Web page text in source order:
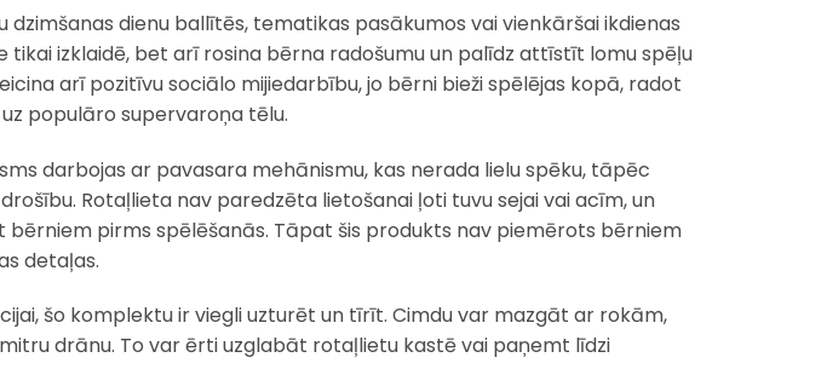
dienu ballītēs, tematikas pasākumos vai vienkāršai ikdienas
tikai izklaidē, bet arī rosina bērna radošumu un palīdz attīstīt lomu spēļu
arī pozitīvu sociālo mijiedarbību, jo bērni bieži spēlējas kopā, radot
populāro supervaroņa tēlu.
darbojas ar pavasara mehānismu, kas nerada lielu spēku, tāpēc
Rotaļlieta nav paredzēta lietošanai ļoti tuvu sejai vai acīm, un
pirms spēlēšanās. Tāpat šis produkts nav piemērots bērniem
detaļas.
šo komplektu ir viegli uzturēt un tīrīt. Cimdu var mazgāt ar rokām,
drānu. To var ērti uzglabāt rotaļlietu kastē vai paņemt līdzi